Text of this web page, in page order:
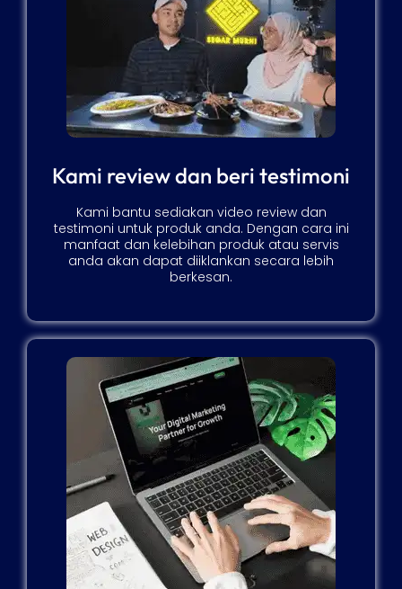
Kami review dan beri testimoni
Kami bantu sediakan video review dan
testimoni untuk produk anda. Dengan cara ini
manfaat dan kelebihan produk atau servis
anda akan dapat diiklankan secara lebih
berkesan.